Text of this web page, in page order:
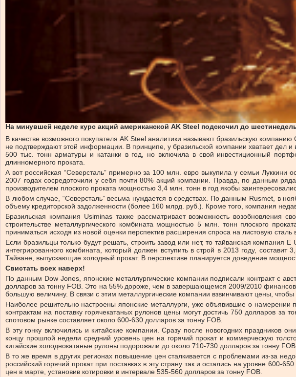
На минувшей неделе курс акций американской AK Steel подскочил до
В качестве возможного покупателя AK Steel аналитики называют бразильскую
не подтверждают этой информации. В принципе, у бразильской компании хватает дел
500 тыс. тонн арматуры и катанки в год, но включила в свой инвестиционный
длинномерного проката.
А вот российская “Северсталь” примерно за 100 млн. евро выкупила у семьи Луккини
2007 годах сосредоточили у себя почти 80% акций компании. Правда, по данным
производителем плоского проката мощностью 3,4 млн. тонн в год якобы
В любом случае, “Северсталь” весьма нуждается в средствах. По данным Rusmet, в
объему кредиторской задолженности (более 160 млрд. руб.). Кроме того, компания
Бразильская компания Usiminas также рассматривает возможность возобновления
строительстве металлургического комбината мощностью 5 млн. тонн плоского
приниматься исходя из новой оценки перспектив расширения спроса на листовую сталь
Если бразильцы только будут решать, строить завод или нет, то тайванская
интегрированного комбината, который должен вступить в строй в 2013 году,
Тайване, выпускающие холодный прокат. В перспективе планируется доведение
Свистать всех наверх!
По данным Dow Jones, японские металлургические компании подписали контракт с
долларов за тонну FOB. Это на 55% дороже, чем в завершающемся 2009/2010
большую величину. В связи с этим металлургические компании взвинчивают цены,
Наиболее решительно настроены японские металлурги, уже объявившие о намерении
контрактам на поставку горячекатаных рулонов цены могут достичь 750 долларов
спотовом рынке составляет около 600-630 долларов за тонну FOB.
В эту гонку включились и китайские компании. Сразу после новогодних праздников
концу прошлой недели средний уровень цен на горячий прокат и коммерческую
китайские холоднокатаные рулоны подорожали до около 710-730 долларов за тонну FOB.
В то же время в других регионах повышение цен сталкивается с проблемами из-за
российский горячий прокат при поставках в эту страну так и остались на уровне 600-
цен в марте, установив котировки в интервале 535-560 долларов за тонну FOB.